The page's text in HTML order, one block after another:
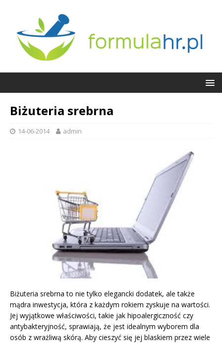
Biżuteria srebrna
14-06-2014 admin
Biżuteria srebrna to nie tylko elegancki dodatek, ale także
mądra inwestycja, która z każdym rokiem zyskuje na wartości.
Jej wyjątkowe właściwości, takie jak hipoalergiczność czy
antybakteryjność, sprawiają, że jest idealnym wyborem dla
osób z wrażliwą skórą. Aby cieszyć się jej blaskiem przez wiele